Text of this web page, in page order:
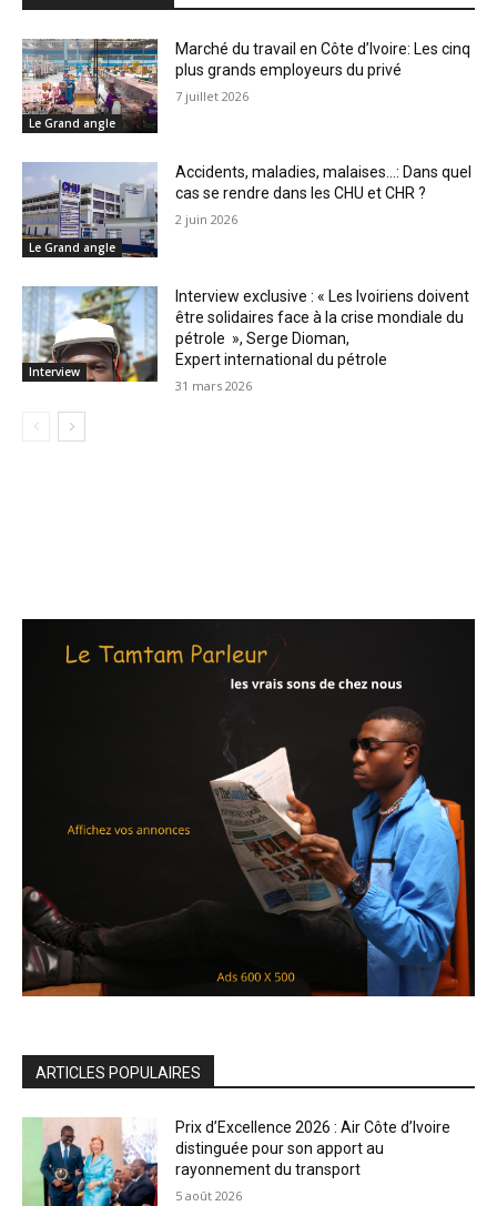
Le Grand angle
Marché du travail en Côte d’Ivoire: Les cinq
plus grands employeurs du privé
7 juillet 2026
Le Grand angle
Accidents, maladies, malaises…: Dans quel
cas se rendre dans les CHU et CHR ?
2 juin 2026
Interview
Interview exclusive : « Les Ivoiriens doivent
être solidaires face à la crise mondiale du
pétrole », Serge Dioman,
Expert international du pétrole
31 mars 2026
ARTICLES POPULAIRES
Prix d’Excellence 2026 : Air Côte d’Ivoire
distinguée pour son apport au
rayonnement du transport
5 août 2026